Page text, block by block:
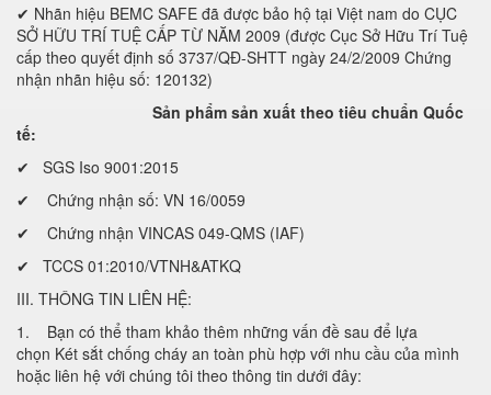
✔ Nhãn hiệu BEMC SAFE đã được bảo hộ tại Việt nam do CỤC
SỞ HỮU TRÍ TUỆ CẤP TỪ NĂM 2009 (được Cục Sở Hữu Trí Tuệ
cấp theo quyết định số 3737/QĐ-SHTT ngày 24/2/2009 Chứng
nhận nhãn hiệu số: 120132)
Sản phẩm sản xuất theo tiêu chuẩn Quốc
tế:
✔ SGS Iso 9001:2015
✔ Chứng nhận số: VN 16/0059
✔ Chứng nhận VINCAS 049-QMS (IAF)
✔ TCCS 01:2010/VTNH&ATKQ
III. THÔNG TIN LIÊN HỆ:
1. Bạn có thể tham khảo thêm những vấn đề sau để lựa
chọn Két sắt chống cháy an toàn phù hợp với nhu cầu của mình
hoặc liên hệ với chúng tôi theo thông tin dưới đây: